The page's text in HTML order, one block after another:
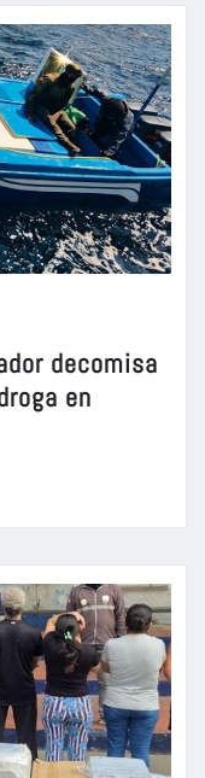
decomisa
en